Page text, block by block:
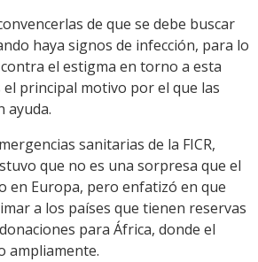
de que se debe buscar
haya signos de infección, para lo
el estigma en torno a esta
principal motivo por el que las
ayuda.
sanitarias de la FICR,
que no es una sorpresa que el
en Europa, pero enfatizó en que
a los países que tienen reservas
para África, donde el
ampliamente.